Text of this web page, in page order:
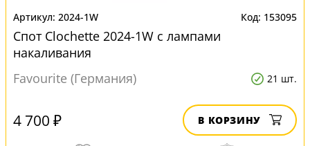
2024-1W 153095
Спот Clochette 2024-1W с лампами
накаливания
Favourite (Германия)
21 шт.
4 700 ₽ В КОРЗИНУ